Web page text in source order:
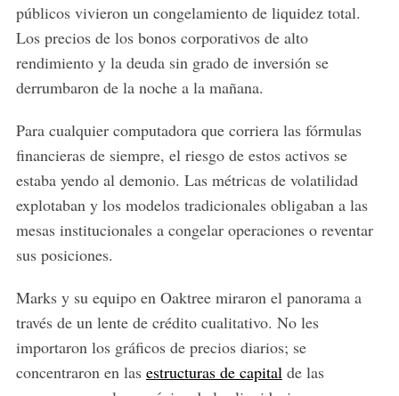
públicos vivieron un congelamiento de liquidez total.
Los precios de los bonos corporativos de alto
rendimiento y la deuda sin grado de inversión se
derrumbaron de la noche a la mañana.
Para cualquier computadora que corriera las fórmulas
financieras de siempre, el riesgo de estos activos se
estaba yendo al demonio. Las métricas de volatilidad
explotaban y los modelos tradicionales obligaban a las
mesas institucionales a congelar operaciones o reventar
sus posiciones.
Marks y su equipo en Oaktree miraron el panorama a
través de un lente de crédito cualitativo. No les
importaron los gráficos de precios diarios; se
concentraron en las estructuras de capital de las